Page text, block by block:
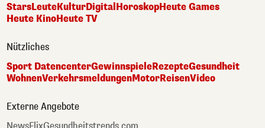
StarsLeuteKulturDigital HoroskopHeute Games
Heute KinoHeute TV
Nützliches
Sport DatencenterGewinnspieleRezepteGesundheit
WohnenVerkehrsmeldungenMotorReisenVideo
Externe Angebote